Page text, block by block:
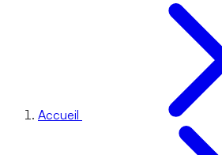
Accueil